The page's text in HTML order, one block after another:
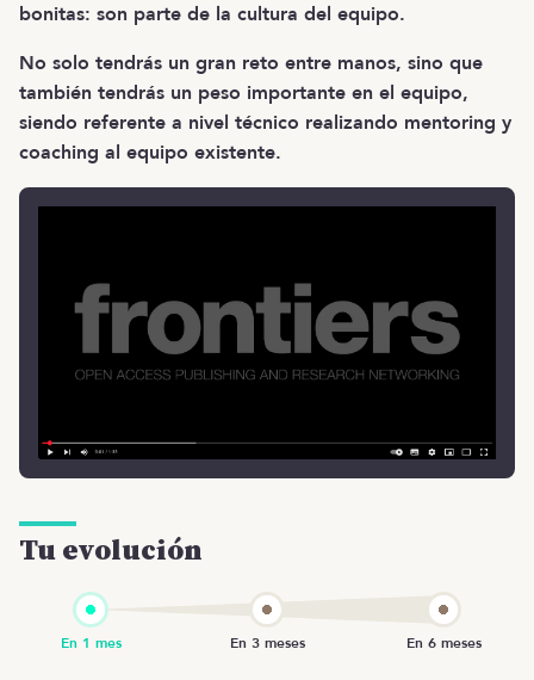
bonitas: son parte de la cultura del equipo.
No solo tendrás un gran reto entre manos, sino que
también tendrás un peso importante en el equipo,
siendo referente a nivel técnico realizando mentoring y
coaching al equipo existente.
Tu evolución